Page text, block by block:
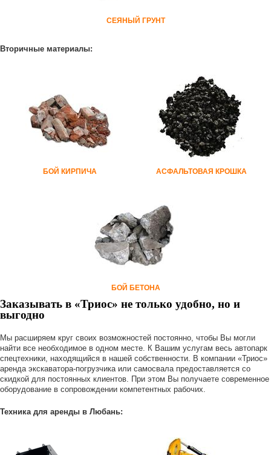
СЕЯНЫЙ ГРУНТ
Вторичные материалы:
БОЙ КИРПИЧА АСФАЛЬТОВАЯ КРОШКА
БОЙ БЕТОНА
Заказывать в «Триос» не только удобно, но и
выгодно
Мы расширяем круг своих возможностей постоянно, чтобы Вы могли
найти все необходимое в одном месте. К Вашим услугам весь автопарк
спецтехники, находящийся в нашей собственности. В компании «Триос»
аренда экскаватора-погрузчика или самосвала предоставляется со
скидкой для постоянных клиентов. При этом Вы получаете современное
оборудование в сопровождении компетентных рабочих.
Техника для аренды в Любань: